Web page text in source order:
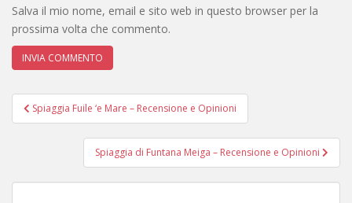
Salva il mio nome, email e sito web in questo browser per la
prossima volta che commento.
Navigazione
articoli
Spiaggia Fuile ‘e Mare – Recensione e Opinioni
Spiaggia di Funtana Meiga – Recensione e Opinioni